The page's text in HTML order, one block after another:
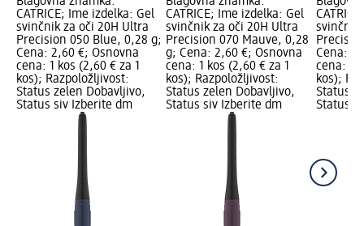
CATRICE; Ime izdelka: Gel
svinčnik za oči 20H Ultra
Precision 050 Blue, 0,28 g;
Cena: 2,60 €; Osnovna
cena: 1 kos (2,60 € za 1
kos); Razpoložljivost:
Status zelen Dobavljivo,
Status siv Izberite dm
CATRICE; Ime izdelka: Gel
svinčnik za oči 20H Ultra
Precision 070 Mauve, 0,28
g; Cena: 2,60 €; Osnovna
cena: 1 kos (2,60 € za 1
kos); Razpoložljivost:
Status zelen Dobavljivo,
Status siv Izberite dm
svinčnik
Cena:
cena: 1
kos);
Status
Status